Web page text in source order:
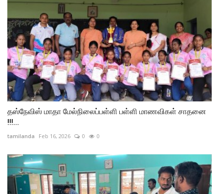
தஸ்நேவிஸ் மாதா மேல்நிலைப்பள்ளி பள்ளி மாணவிகள் சாதனை
!!!...
tamilanda Feb 16, 2026 0 0